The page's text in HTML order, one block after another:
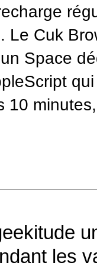
Le Cuk
Space
10
les